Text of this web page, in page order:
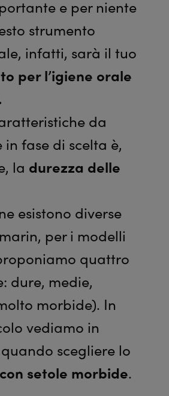
e per niente
strumento
infatti, sarà il tuo
per l’igiene orale
da
fase di scelta è,
la durezza delle
esistono diverse
per i modelli
quattro
dure, medie,
morbide). In
vediamo in
scegliere lo
setole morbide.